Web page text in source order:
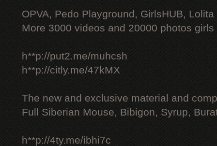
OPVA, Pedo Playground, GirlsHUB, Lolita
More 3000 videos and 20000 photos
h**p://put2.me/muhcsh
h**p://citly.me/47kMX
The new and exclusive material and
Full Siberian Mouse, Bibigon, Syrup,
h**p://4ty.me/ibhi7c